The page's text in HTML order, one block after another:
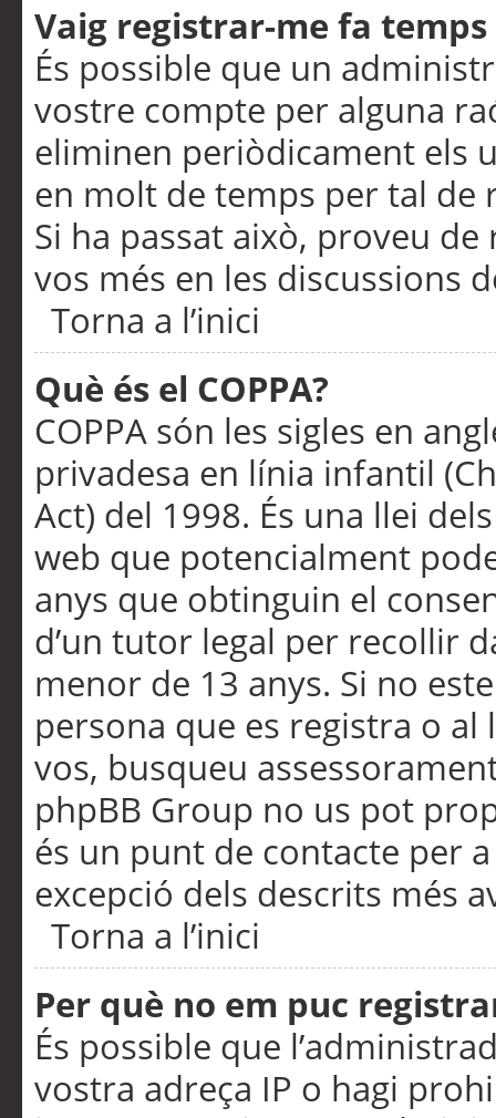
Vaig registrar-me fa
És possible que un
vostre compte per alguna
eliminen periòdicament els
en molt de temps per tal de
Si ha passat això, proveu
vos més en les discussions
Torna a l’inici
Què és el COPPA?
COPPA són les sigles en
privadesa en línia infantil
Act) del 1998. És una llei
web que potencialment
anys que obtinguin el
d’un tutor legal per recollir
menor de 13 anys. Si no
persona que es registra o
vos, busqueu
phpBB Group no us pot
és un punt de contacte per
excepció dels descrits més
Torna a l’inici
Per què no em puc
És possible que
vostra adreça IP o hagi